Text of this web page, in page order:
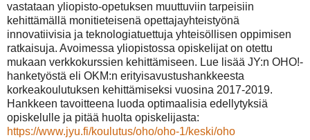
vastataan yliopisto-opetuksen muuttuviin tarpeisiin
kehittämällä monitieteisenä opettajayhteistyönä
innovatiivisia ja teknologiatuettuja yhteisöllisen oppimisen
ratkaisuja. Avoimessa yliopistossa opiskelijat on otettu
mukaan verkkokurssien kehittämiseen. Lue lisää JY:n OHO!-
hanketyöstä eli OKM:n erityisavustushankkeesta
korkeakoulutuksen kehittämiseksi vuosina 2017-2019.
Hankkeen tavoitteena luoda optimaalisia edellytyksiä
opiskelulle ja pitää huolta opiskelijasta:
https://www.jyu.fi/koulutus/oho/oho-1/keski/oho